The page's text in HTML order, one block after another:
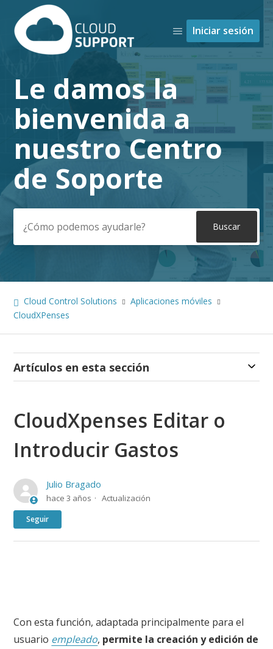
Iniciar sesión
Búsqueda
Le damos la
bienvenida a
nuestro Centro
de Soporte
Cloud Control Solutions
Aplicaciones móviles
CloudXPenses
Artículos en esta sección
CloudXpenses Editar o
Introducir Gastos
Julio Bragado
hace 3 años Actualización
Seguir
Con esta función, adaptada principalmente para el
usuario empleado, permite la creación y edición de